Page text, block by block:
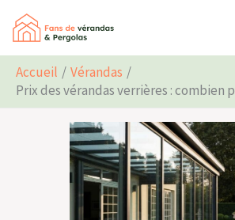
Aller
contenu
Accueil
Vérandas
Prix des vérandas verrières : combien
Rechercher